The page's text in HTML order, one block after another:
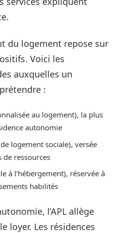
du logement repose sur
Voici les
auxquelles un
:
au logement), la plus
autonomie
logement sociale), versée
ressources
à l’hébergement), réservée à
habilités
l’APL allège
loyer. Les résidences